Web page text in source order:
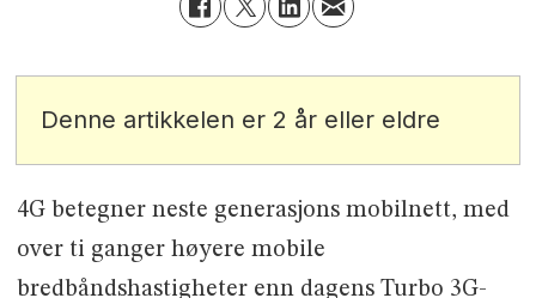
Denne artikkelen er 2 år eller eldre
4G betegner neste generasjons mobilnett, med
over ti ganger høyere mobile
bredbåndshastigheter enn dagens Turbo 3G-